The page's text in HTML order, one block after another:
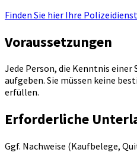
Finden Sie hier Ihre
Voraussetzungen
Jede Person, die Kenntnis
aufgeben. Sie müssen keine
erfüllen.
Erforderliche
Ggf. Nachweise (Kaufbelege,